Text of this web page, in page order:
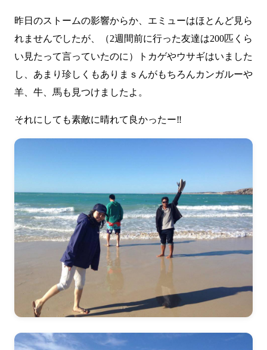
昨日のストームの影響からか、エミューはほとんど見ら
れませんでしたが、（2週間前に行った友達は200匹くら
い見たって言っていたのに）トカゲやウサギはいました
し、あまり珍しくもありまｓんがもちろんカンガルーや
羊、牛、馬も見つけましたよ。
それにしても素敵に晴れて良かったー‼